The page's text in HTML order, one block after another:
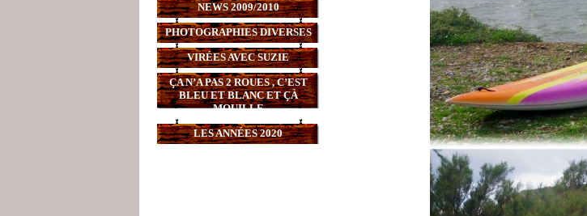
NEWS 2009/2010
PHOTOGRAPHIES DIVERSES
VIRÉES AVEC SUZIE
ÇA N’A PAS 2 ROUES , C’EST
BLEU ET BLANC ET ÇÀ
MOUILLE
LES ANNÉES 2020